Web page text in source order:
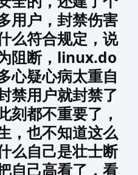
用户，封禁伤害
么符合规定，说
阻断，linux.do
心疑心病太重自
禁用户就封禁了
刻都不重要了，
，也不知道这么
么自己是壮士断
自己高看了，看